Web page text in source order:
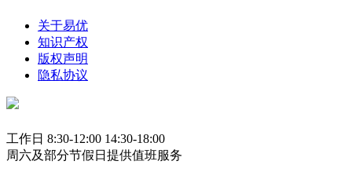
关于易优
知识产权
版权声明
隐私协议
工作日 8:30-12:00 14:30-18:00
周六及部分节假日提供值班服务